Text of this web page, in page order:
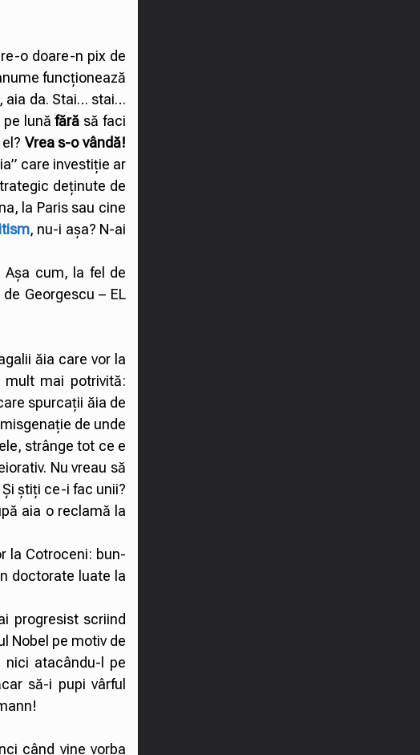
o doare-n pix de
funcționează
aia da. Stai… stai…
pe lunăfără să faci
Vrea s-o vândă!
care investiție ar
deținute de
la Paris sau cine
, nu-i așa? N-ai
cum, la fel de
Georgescu – EL
ăia care vor la
mai potrivită:
spurcații ăia de
de unde
strânge tot ce e
Nu vreau să
știți ce-i fac unii?
aia o reclamă la
la Cotroceni: bun-
doctorate luate la
progresist scriind
Nobel pe motiv de
atacându-l pe
să-i pupi vârful
când vine vorba